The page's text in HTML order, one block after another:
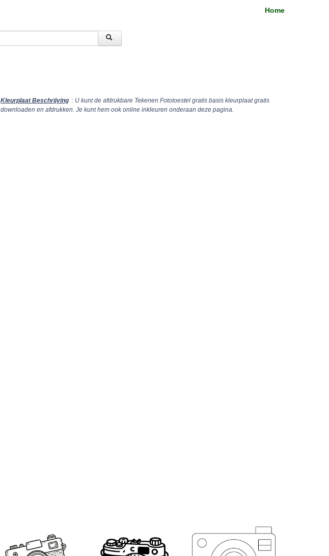
Home
Kleurplaat Beschrijving : U kunt de afdrukbare Tekenen Fototoestel gratis basis kleurplaat gratis
downloaden en afdrukken. Je kunt hem ook online inkleuren onderaan deze pagina.